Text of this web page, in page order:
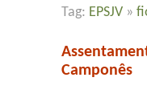
Tag: EPSJV »
Camponês